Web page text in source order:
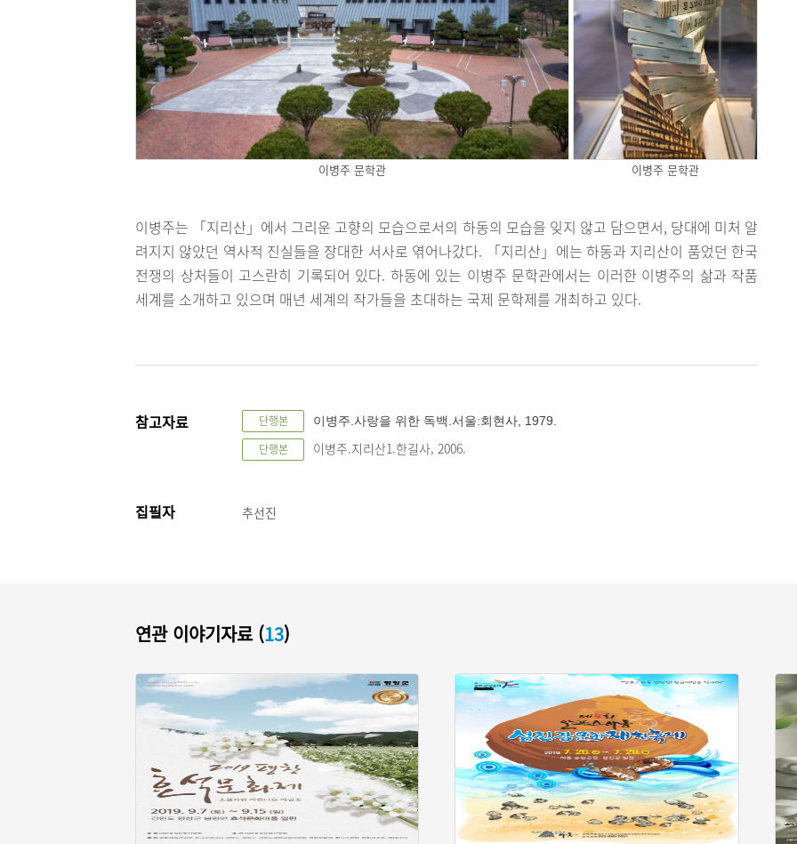
이병주 문학관 이병주 문학관
이병주는 「지리산」에서 그리운 고향의 모습으로서의 하동의 모습을 잊지 않고 담으면서, 당대에 미처 알
려지지 않았던 역사적 진실들을 장대한 서사로 엮어나갔다. 「지리산」에는 하동과 지리산이 품었던 한국
전쟁의 상처들이 고스란히 기록되어 있다. 하동에 있는 이병주 문학관에서는 이러한 이병주의 삶과 작품
세계를 소개하고 있으며 매년 세계의 작가들을 초대하는 국제 문학제를 개최하고 있다.
참고자료 단행본 이병주.사랑을 위한 독백.서울:회현사, 1979.
단행본 이병주.지리산1.한길사, 2006.
집필자 추선진
연관 이야기자료 (13)